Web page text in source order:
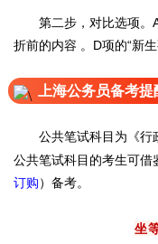
第二步，对比选项。A
折前的内容 。D项的“新生
上海公务员备考提
公共笔试科目为《行
公共笔试科目的考生可借
订购）备考。
坐